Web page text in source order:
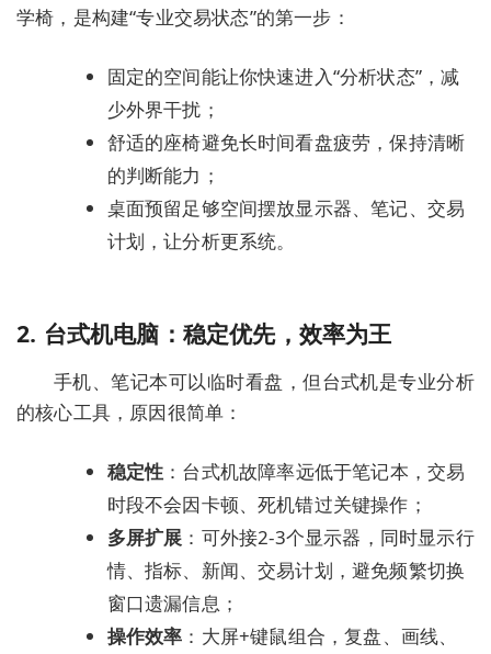
学椅 ，是构建“专业交易状态”的第一步：
固定的空间能让你快速进入“分析状态”，减
少外界干扰；
舒适的座椅避免长时间看盘疲劳，保持清晰
的判断能力；
桌面预留足够空间摆放显示器、笔记、交易
计划，让分析更系统。
2. 台式机电脑：稳定优先，效率为王
手机、笔记本可以临时看盘，但台式机是专业分析
的核心工具 ，原因很简单：
稳定性 ：台式机故障率远低于笔记本，交易
时段不会因卡顿、死机错过关键操作；
多屏扩展 ：可外接2-3个显示器，同时显示行
情、指标、新闻、交易计划，避免频繁切换
窗口遗漏信息；
操作效率 ：大屏+键鼠组合，复盘、画线、